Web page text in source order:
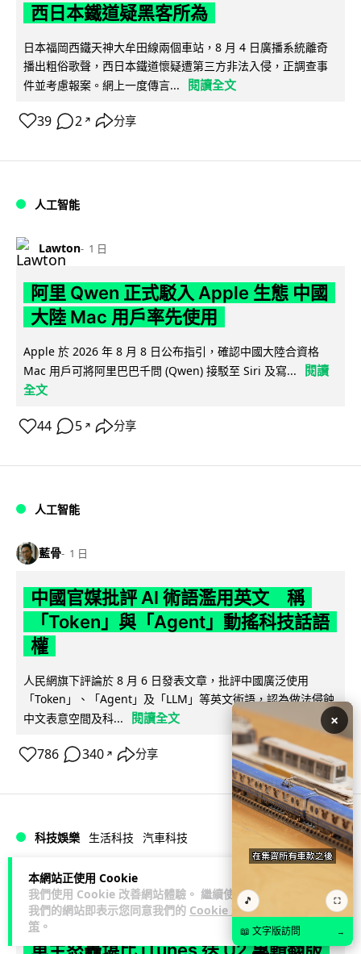
本網站正使用 Cookie
我們使用 Cookie 改善網站體驗。 繼續使用
我們的網站即表示您同意我們的 Cookie 政
策 。
西日本鐵道疑黑客所為
日本福岡西鐵天神大牟田線兩個車站，8 月 4 日廣播系統離奇
播出粗俗歌聲，西日本鐵道懷疑遭第三方非法入侵，正調查事
件並考慮報案。網上一度傳言...
閱讀全文
39 2 ↗ 分享
人工智能
Lawton 1 日
阿里 Qwen 正式駁入 Apple 生態 中國
大陸 Mac 用戶率先使用
Apple 於 2026 年 8 月 8 日公布指引，確認中國大陸合資格
Mac 用戶可將阿里巴巴千問 (Qwen) 接駁至 Siri 及寫...
閱讀
全文
44 5 ↗ 分享
人工智能
藍骨 1 日
中國官媒批評 AI 術語濫用英文 稱
「Token」與「Agent」動搖科技話語
權
人民網旗下評論於 8 月 6 日發表文章，批評中國廣泛使用
「Token」、「Agent」及「LLM」等英文術語，認為做法侵蝕
中文表意空間及科...
閱讀全文
786 340 ↗ 分享
科技娛樂 生活科技 汽車科技
藍骨 1 日
BMW 車廂熒幕強推蜘蛛俠電影廣告
×
🎵 ⛶
📖 文字版訪問 →